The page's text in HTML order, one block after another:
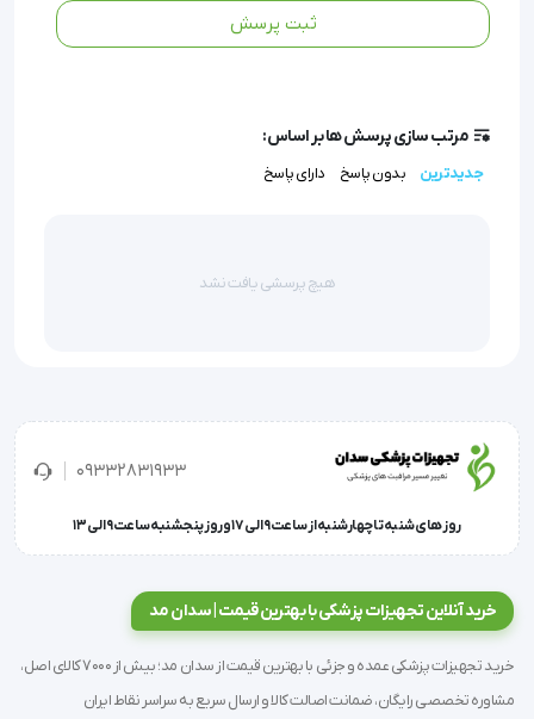
آلژینات می باشد. خاصیت ضد باکتریایی عسل مانیوکا، بهبودی را
زخمهای عروقی (شریانی و وریدی)
زخمهای فشاری
'  پانسمان آلژینات عسل مدی هانی | Medihoneyپانسمان آلژینات
ثبت پرسش
مرتب سازی پرسش ها بر اساس:
جدیدترین بدون پاسخ دارای پاسخ
هیچ پرسشی یافت نشد
09332831933
روز های شنبه تا چهارشنبه از ساعت 9 الی 17 و روز پنجشنبه ساعت 9 الی 13
خرید آنلاین تجهیزات پزشکی با بهترین قیمت | سدان مد
خرید تجهیزات پزشکی عمده و جزئی با بهترین قیمت از سدان مد؛ بیش از 7000 کالای اصل،
مشاوره تخصصی رایگان، ضمانت اصالت کالا و ارسال سریع به سراسر نقاط ایران